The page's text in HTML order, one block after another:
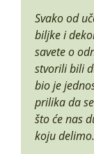
Svako od
biljke i
savete o
stvorili bili
bio je
prilika da
što će nas
koju delimo.